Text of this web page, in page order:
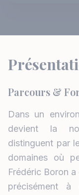
Parcours &
Dans un
devient la
distinguent par
domaines où
Frédéric Boron
précisément